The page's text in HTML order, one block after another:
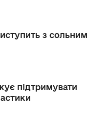
з сольним
підтримувати